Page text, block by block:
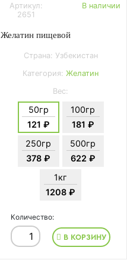
Артикул:
2651
В наличии
Желатин пищевой
Страна: Узбекистан
Категория: Желатин
Вес:
50гр
121 ₽
100гр
181 ₽
250гр
378 ₽
500гр
622 ₽
1кг
1208 ₽
Количество:
В КОРЗИНУ